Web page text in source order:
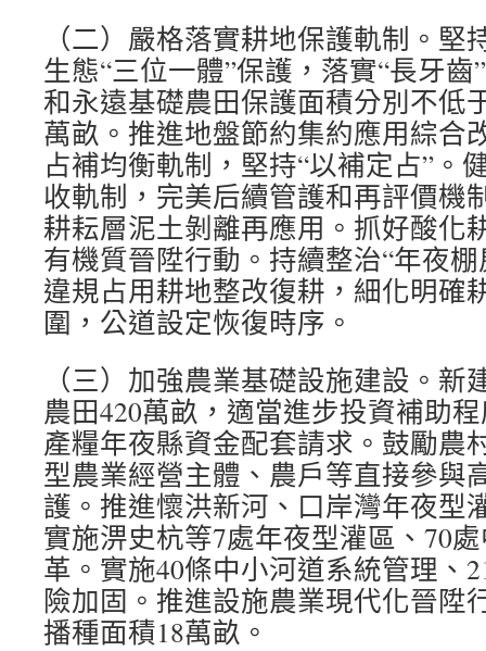
（二）嚴格落實耕地保護軌制。堅
生態“三位一體”保護，落實“長牙
和永遠基礎農田保護面積分別不低
萬畝。推進地盤節約集約應用綜合
占補均衡軌制，堅持“以補定占”。
收軌制，完美后續管護和再評價機
耕耘層泥土剝離再應用。抓好酸化
有機質晉陞行動。持續整治“年夜
違規占用耕地整改復耕，細化明確
圍，公道設定恢復時序。
（三）加強農業基礎設施建設。新
農田420萬畝，適當進步投資補助
產糧年夜縣資金配套請求。鼓勵農
型農業經營主體、農戶等直接參與
護。推進懷洪新河、口岸灣年夜型
實施淠史杭等7處年夜型灌區、70
革。實施40條中小河道系統管理、
險加固。推進設施農業現代化晉陞
播種面積18萬畝。